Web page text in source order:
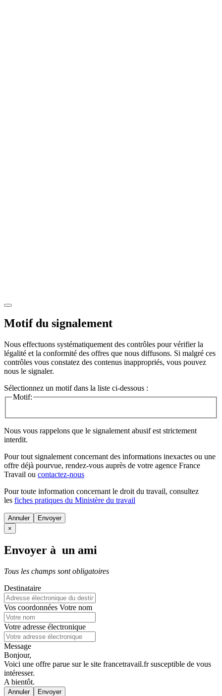
Motif du signalement
Nous effectuons systématiquement des contrôles pour vérifier la
légalité et la conformité des offres que nous diffusons. Si malgré ces
contrôles vous constatez des contenus inappropriés, vous pouvez
nous le signaler.
Sélectionnez un motif dans la liste ci-dessous :
Motif:
Nous vous rappelons que le signalement abusif est strictement
interdit.
Pour tout signalement concernant des informations inexactes ou une
offre déjà pourvue, rendez-vous auprès de votre agence France
Travail ou contactez-nous
Pour toute information concernant le droit du travail, consultez
les fiches pratiques du Ministère du travail
Annuler
×
Envoyer à un ami
Tous les champs sont obligatoires
Destinataire
Vos coordonnées Votre nom
Votre adresse électronique
Message
Bonjour,
Voici une offre parue sur le site francetravail.fr susceptible de vous
intéresser.
A bientôt.
Annuler